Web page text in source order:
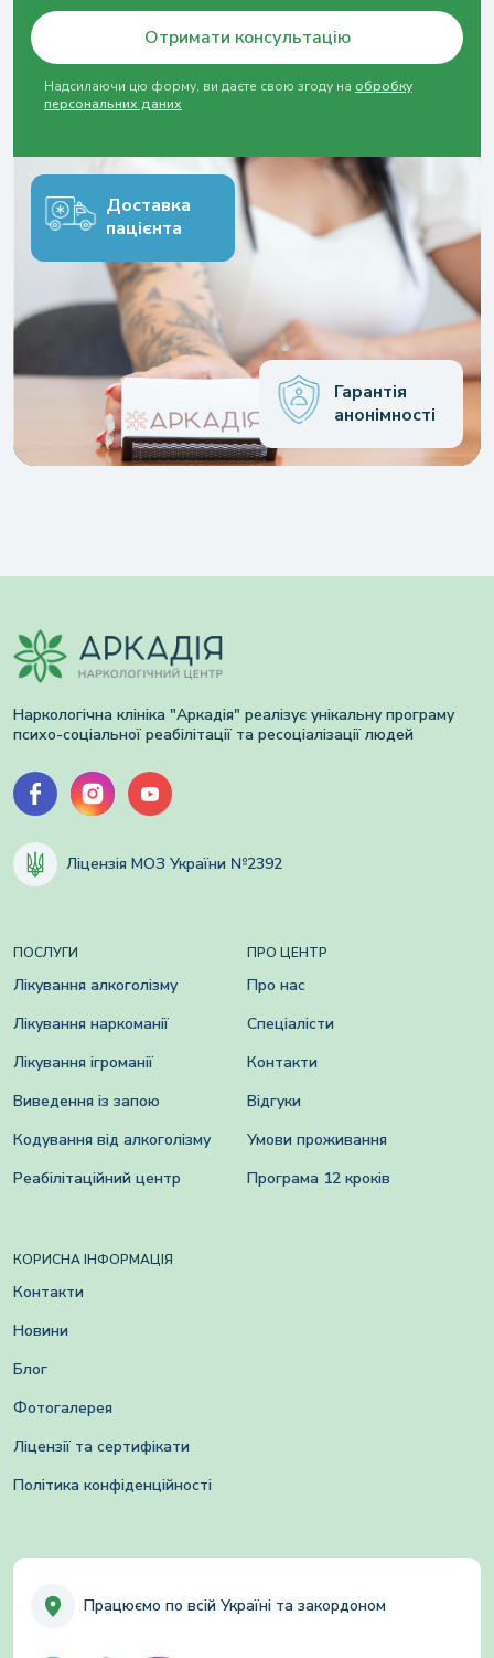
Отримати консультацію
Надсилаючи цю форму, ви даєте свою згоду на обробку
персональних даних
Доставка
пацієнта
Гарантія
анонімності
Наркологічна клініка "Аркадія" реалізує унікальну програму
психо-соціальної реабілітації та ресоціалізації людей
Ліцензія МОЗ України №2392
ПОСЛУГИ
Лікування алкоголізму
Лікування наркоманії
Лікування ігроманії
Виведення із запою
Кодування від алкоголізму
Реабілітаційний центр
ПРО ЦЕНТР
Про нас
Спеціалісти
Контакти
Відгуки
Умови проживання
Програма 12 кроків
КОРИСНА ІНФОРМАЦІЯ
Контакти
Новини
Блог
Фотогалерея
Ліцензії та сертифікати
Політика конфіденційності
Працюємо по всій Україні та закордоном